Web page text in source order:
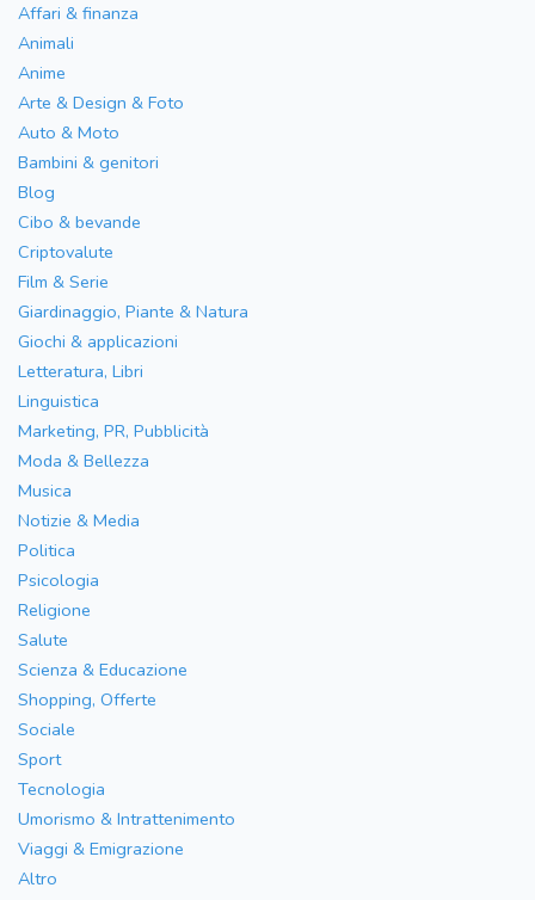
Affari & finanza
Animali
Anime
Arte & Design & Foto
Auto & Moto
Bambini & genitori
Blog
Cibo & bevande
Criptovalute
Film & Serie
Giardinaggio, Piante & Natura
Giochi & applicazioni
Letteratura, Libri
Linguistica
Marketing, PR, Pubblicità
Moda & Bellezza
Musica
Notizie & Media
Politica
Psicologia
Religione
Salute
Scienza & Educazione
Shopping, Offerte
Sociale
Sport
Tecnologia
Umorismo & Intrattenimento
Viaggi & Emigrazione
Altro